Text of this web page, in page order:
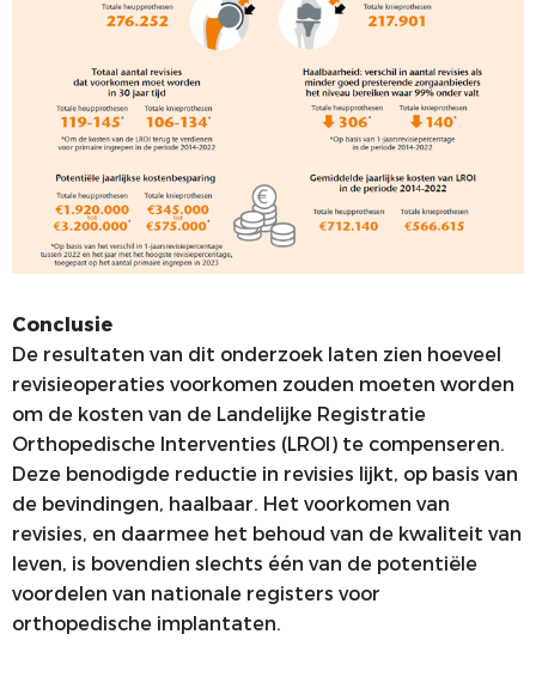
Conclusie
De resultaten van dit onderzoek laten zien hoeveel
revisieoperaties voorkomen zouden moeten worden
om de kosten van de Landelijke Registratie
Orthopedische Interventies (LROI) te compenseren.
Deze benodigde reductie in revisies lijkt, op basis van
de bevindingen, haalbaar. Het voorkomen van
revisies, en daarmee het behoud van de kwaliteit van
leven, is bovendien slechts één van de potentiële
voordelen van nationale registers voor
orthopedische implantaten.